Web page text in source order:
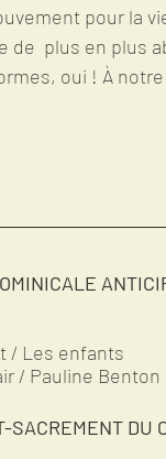
pour la
de  plus en plus
oui ! À
/ Les enfants
/ Pauline Benton
DU